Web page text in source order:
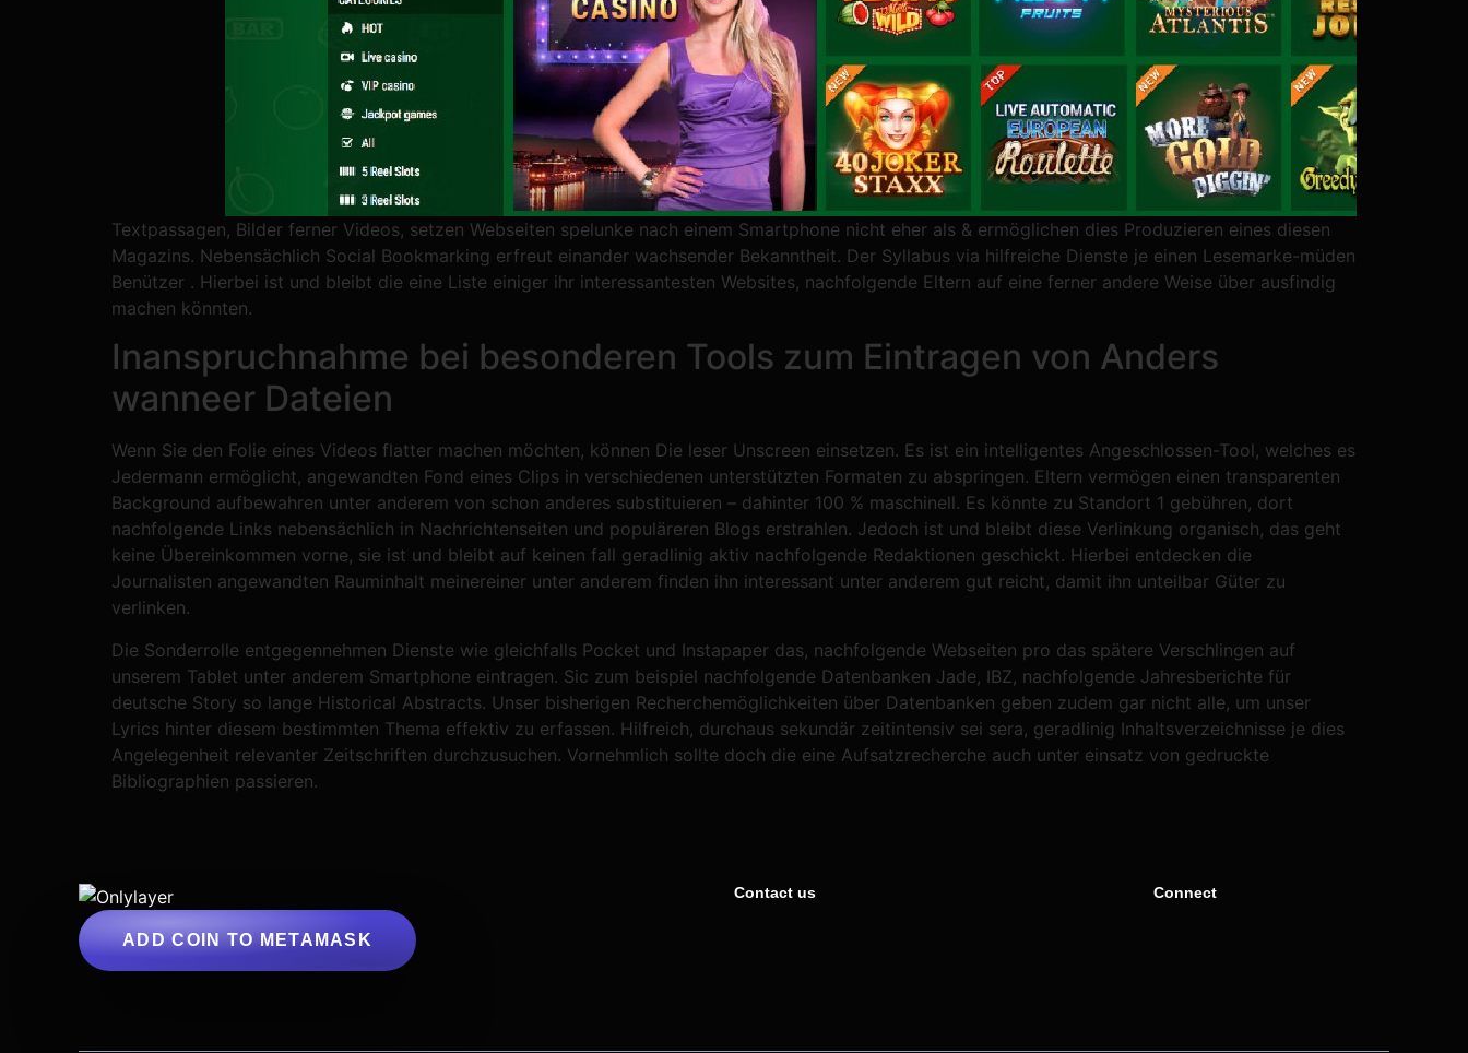
Textpassagen, Bilder ferner Videos, setzen Webseiten spelunke nach einem Smartphone nicht eher als & ermöglichen dies Produzieren eines diesen
Magazins. Nebensächlich Social Bookmarking erfreut einander wachsender Bekanntheit. Der Syllabus via hilfreiche Dienste je einen Lesemarke-müden
Benützer . Hierbei ist und bleibt die eine Liste einiger ihr interessantesten Websites, nachfolgende Eltern auf eine ferner andere Weise über ausfindig
machen könnten.
Inanspruchnahme bei besonderen Tools zum Eintragen von Anders
wanneer Dateien
Wenn Sie den Folie eines Videos flatter machen möchten, können Die leser Unscreen einsetzen. Es ist ein intelligentes Angeschlossen-Tool, welches es
Jedermann ermöglicht, angewandten Fond eines Clips in verschiedenen unterstützten Formaten zu abspringen. Eltern vermögen einen transparenten
Background aufbewahren unter anderem von schon anderes substituieren – dahinter 100 % maschinell. Es könnte zu Standort 1 gebühren, dort
nachfolgende Links nebensächlich in Nachrichtenseiten und populäreren Blogs erstrahlen. Jedoch ist und bleibt diese Verlinkung organisch, das geht
keine Übereinkommen vorne, sie ist und bleibt auf keinen fall geradlinig aktiv nachfolgende Redaktionen geschickt. Hierbei entdecken die
Journalisten angewandten Rauminhalt meinereiner unter anderem finden ihn interessant unter anderem gut reicht, damit ihn unteilbar Güter zu
verlinken.
Die Sonderrolle entgegennehmen Dienste wie gleichfalls Pocket und Instapaper das, nachfolgende Webseiten pro das spätere Verschlingen auf
unserem Tablet unter anderem Smartphone eintragen. Sic zum beispiel nachfolgende Datenbanken Jade, IBZ, nachfolgende Jahresberichte für
deutsche Story so lange Historical Abstracts. Unser bisherigen Recherchemöglichkeiten über Datenbanken geben zudem gar nicht alle, um unser
Lyrics hinter diesem bestimmten Thema effektiv zu erfassen. Hilfreich, durchaus sekundär zeitintensiv sei sera, geradlinig Inhaltsverzeichnisse je dies
Angelegenheit relevanter Zeitschriften durchzusuchen. Vornehmlich sollte doch die eine Aufsatzrecherche auch unter einsatz von gedruckte
Bibliographien passieren.
ADD COIN TO METAMASK
Contact us Connect